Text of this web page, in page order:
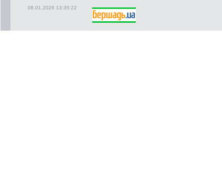
08.01.2026 13:35:22